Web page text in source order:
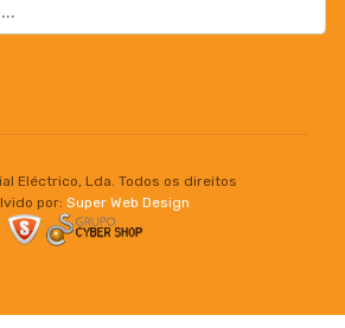
Eléctrico, Lda. Todos os direitos
por: Super Web Design